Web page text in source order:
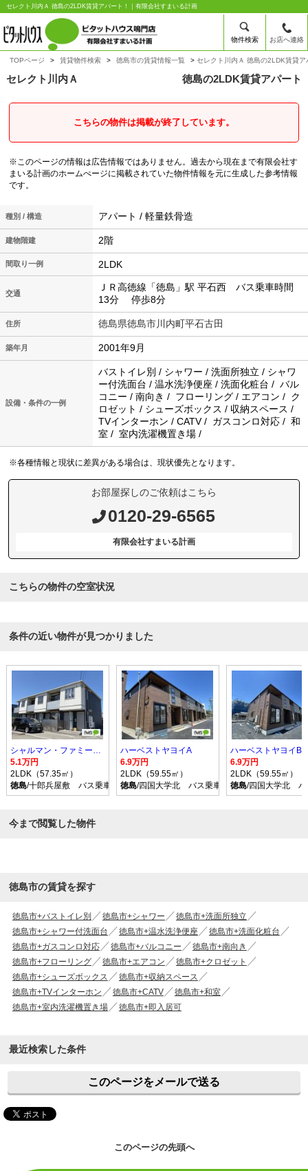
物件検索 お店へ連絡
セレクト川内Ａ 徳島の2LDK賃貸アパート！｜有限会社すまいる計画
TOPページ 賃貸物件検索 徳島市の賃貸情報一覧 セレクト川内Ａ 徳島の2LDK賃貸ア
セレクト川内Ａ 徳島の2LDK賃貸アパート
こちらの物件は掲載が終了しています。
※このページの情報は広告情報ではありません。過去から現在まで有限会社す
まいる計画のホームぺージに掲載されていた物件情報を元に生成した参考情報
です。
種別 / 構造 アパート / 軽量鉄骨造
建物階建 2階
間取り一例 2LDK
交通
ＪＲ高徳線「徳島」駅 平石西 バス乗車時間
13分 停歩8分
住所 徳島県徳島市川内町平石古田
築年月 2001年9月
設備・条件の一例
バストイレ別 / シャワー / 洗面所独立 / シャワ
ー付洗面台 / 温水洗浄便座 / 洗面化粧台 / バル
コニー / 南向き / フローリング / エアコン / ク
ロゼット / シューズボックス / 収納スペース /
TVインターホン / CATV / ガスコンロ対応 / 和
室 / 室内洗濯機置き場 /
※各種情報と現状に差異がある場合は、現状優先となります。
お部屋探しのご依頼はこちら
0120-29-6565
有限会社すまいる計画
こちらの物件の空室状況
条件の近い物件が見つかりました
シャルマン・ファミーユ１
5.1万円
2LDK（57.35㎡）
徳島/十郎兵屋敷 バス乗車時間21分 停歩2分
ハーベストヤヨイA
6.9万円
2LDK（59.55㎡）
徳島/四国大学北 バス乗車時間21分 停歩3分
ハーベストヤヨイB
6.9万円
2LDK（59.55㎡）
徳島/四国大学北
今まで閲覧した物件
徳島市の賃貸を探す
徳島市+バストイレ別 徳島市+シャワー
徳島市+洗面所独立
徳島市+シャワー付洗面台
徳島市+温水洗浄便座
徳島市+洗面化粧台
徳島市+ガスコンロ対応
徳島市+バルコニー
徳島市+南向き
徳島市+フローリング
徳島市+エアコン
徳島市+クロゼット
徳島市+シューズボックス
徳島市+収納スペース
徳島市+TVインターホン
徳島市+CATV
徳島市+和室
徳島市+室内洗濯機置き場
徳島市+即入居可
最近検索した条件
このページをメールで送る
このページの先頭へ